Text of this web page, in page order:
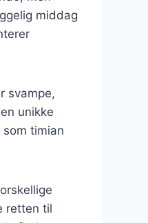
middag
svampe,
unikke
timian
retten til